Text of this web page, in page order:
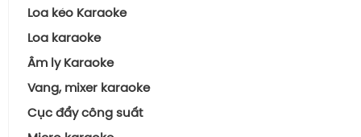
Loa kéo Karaoke
Loa karaoke
Âm ly Karaoke
Vang, mixer karaoke
Cục đẩy công suất